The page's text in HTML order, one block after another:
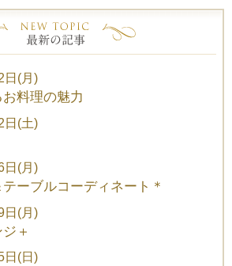
日(月)
料理の魅力
日(土)
日(月)
テーブルコーディネート＊
日(月)
＋
日(日)